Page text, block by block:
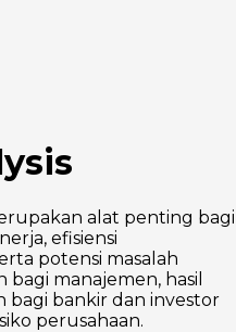
alat penting bagi
efisiensi
potensi masalah
bagi manajemen, hasil
bagi bankir dan investor
perusahaan.